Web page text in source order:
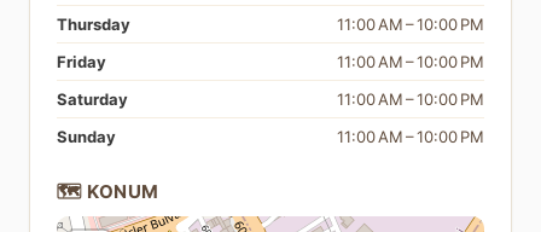
Thursday
11:00 AM – 10:00 PM
Friday
11:00 AM – 10:00 PM
Saturday
11:00 AM – 10:00 PM
Sunday
11:00 AM – 10:00 PM
🗺️ KONUM